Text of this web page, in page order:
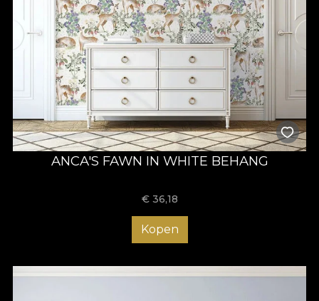
ANCA'S FAWN IN WHITE BEHANG
€ 36,18
Kopen